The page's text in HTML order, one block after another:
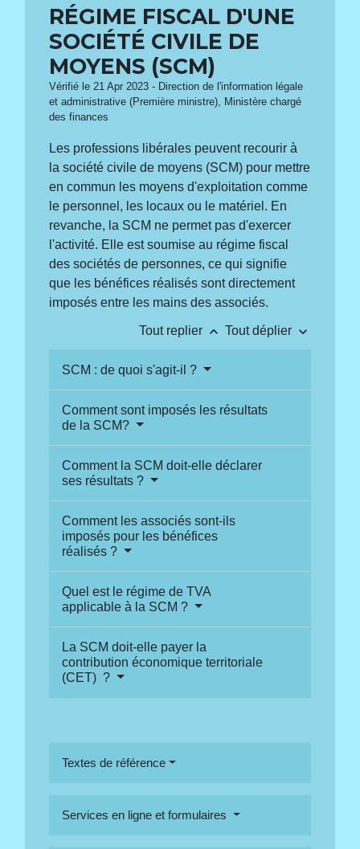
RÉGIME FISCAL D'UNE
SOCIÉTÉ CIVILE DE
MOYENS (SCM)
Vérifié le 21 Apr 2023 - Direction de l'information légale
et administrative (Première ministre), Ministère chargé
des finances
Les professions libérales peuvent recourir à
la société civile de moyens (SCM) pour mettre
en commun les moyens d'exploitation comme
le personnel, les locaux ou le matériel. En
revanche, la SCM ne permet pas d'exercer
l'activité. Elle est soumise au régime fiscal
des sociétés de personnes, ce qui signifie
que les bénéfices réalisés sont directement
imposés entre les mains des associés.
Tout replier keyboard_arrow_up Tout déplier keyboard_arrow_down
SCM : de quoi s'agit-il ?
Comment sont imposés les résultats
de la SCM?
Comment la SCM doit-elle déclarer
ses résultats ?
Comment les associés sont-ils
imposés pour les bénéfices
réalisés ?
Quel est le régime de TVA
applicable à la SCM ?
La SCM doit-elle payer la
contribution économique territoriale
(CET) ?
Textes de référence
Services en ligne et formulaires